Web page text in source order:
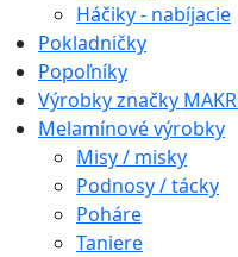
Háčiky - nabíjacie
Pokladničky
Popoľníky
Výrobky značky
Melamínové výrobky
Misy / misky
Podnosy / tácky
Poháre
Taniere